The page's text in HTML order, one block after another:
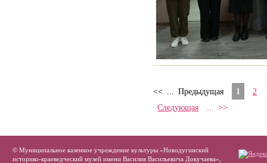
<< Предыдущая 1
2
Следующая
>>
© Муниципальное казенное учреждение культуры «Новодугинский
историко-краеведческий музей имени Василия Васильевича Докучаева»,